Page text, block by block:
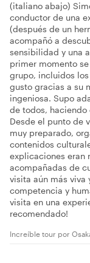
(italiano abajo)
conductor de una
(después de un
acompañó a
sensibilidad y una
primer momento
grupo, incluidos
gusto gracias a su
ingeniosa. Supo
de todos,
Desde el punto de
muy preparado,
contenidos
explicaciones eran
acompañadas de
visita aún más viva
competencia y
visita en una
recomendado!
Increíble tour por